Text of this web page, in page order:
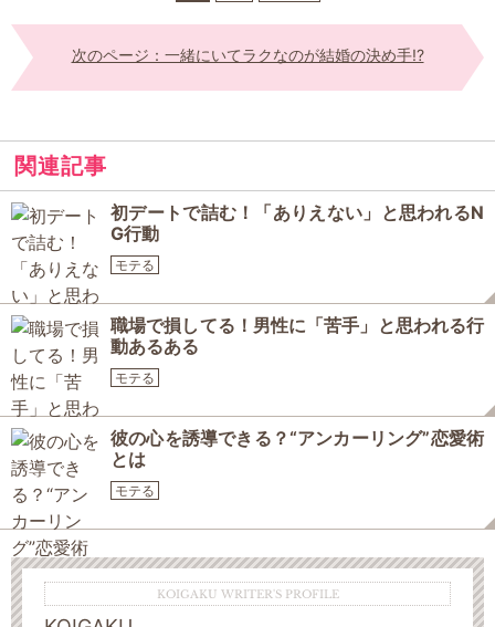
次のページ：一緒にいてラクなのが結婚の決め手!?
関連記事
初デートで詰む！「ありえない」と思われるN
G行動
モテる
職場で損してる！男性に「苦手」と思われる行
動あるある
モテる
彼の心を誘導できる？“アンカーリング”恋愛術
とは
モテる
KOIGAKU WRITER'S PROFILE